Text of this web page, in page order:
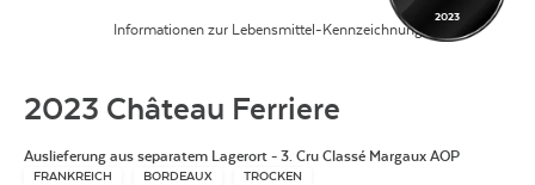
Informationen zur Lebensmittel-Kennzeichnung
2023
2023 Château Ferriere
Auslieferung aus separatem Lagerort - 3. Cru Classé Margaux AOP
FRANKREICH BORDEAUX TROCKEN